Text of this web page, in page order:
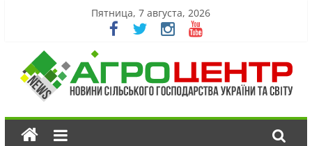
Пятница, 7 августа, 2026